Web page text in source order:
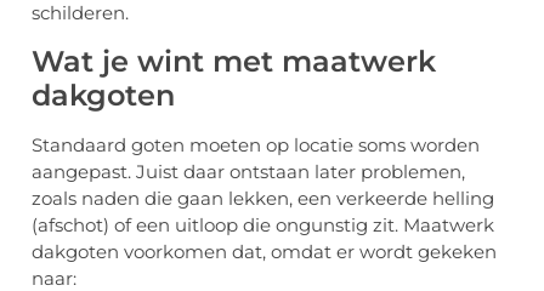
schilderen.
Wat je wint met maatwerk
dakgoten
Standaard goten moeten op locatie soms worden
aangepast. Juist daar ontstaan later problemen,
zoals naden die gaan lekken, een verkeerde helling
(afschot) of een uitloop die ongunstig zit. Maatwerk
dakgoten voorkomen dat, omdat er wordt gekeken
naar: